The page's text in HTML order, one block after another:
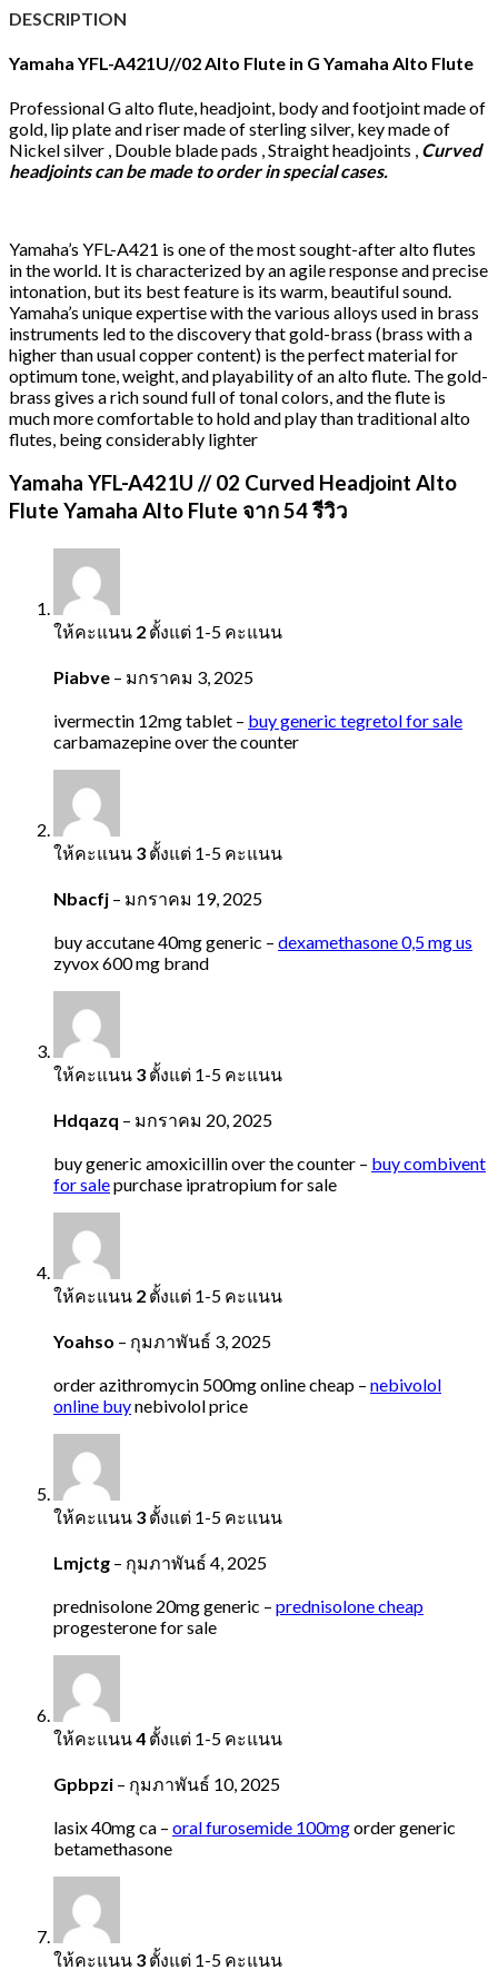
DESCRIPTION
Yamaha YFL-A421U//02 Alto Flute in G Yamaha Alto Flute
Professional G alto flute, headjoint, body and footjoint made of
gold, lip plate and riser made of sterling silver, key made of
Nickel silver , Double blade pads ,Straightheadjoints , Curved
headjoints can be made to order in special cases.
Yamaha’s YFL-A421 is one of the most sought-after alto flutes
in the world. It is characterized by an agile response and precise
intonation, but its best feature is its warm, beautiful sound.
Yamaha’s unique expertise with the various alloys used in brass
instruments led to the discovery that gold-brass (brass with a
higher than usual copper content) is the perfect material for
optimum tone, weight, and playability of an alto flute. The gold-
brass gives a rich sound full of tonal colors, and the flute is
much more comfortable to hold and play than traditional alto
flutes, being considerably lighter
Yamaha YFL-A421U // 02 Curved Headjoint Alto
Flute Yamaha Alto Flute จาก 54 รีวิว
ให้คะแนน 2 ตั้งแต่ 1-5 คะแนน
Piabve – มกราคม 3, 2025
ivermectin 12mg tablet – buy generic tegretol for sale
carbamazepine over the counter
ให้คะแนน 3 ตั้งแต่ 1-5 คะแนน
Nbacfj – มกราคม 19, 2025
buy accutane 40mg generic – dexamethasone 0,5 mg us
zyvox 600 mg brand
ให้คะแนน 3 ตั้งแต่ 1-5 คะแนน
Hdqazq – มกราคม 20, 2025
buy generic amoxicillin over the counter – buy combivent
for salepurchase ipratropium for sale
ให้คะแนน 2 ตั้งแต่ 1-5 คะแนน
Yoahso – กุมภาพันธ์ 3, 2025
order azithromycin 500mg online cheap – nebivolol
online buynebivolol price
ให้คะแนน 3 ตั้งแต่ 1-5 คะแนน
Lmjctg – กุมภาพันธ์ 4, 2025
prednisolone 20mg generic – prednisolone cheap
progesterone for sale
ให้คะแนน4 ตั้งแต่ 1-5 คะแนน
Gpbpzi – กุมภาพันธ์ 10, 2025
lasix 40mg ca – oral furosemide 100mgorder generic
betamethasone
ให้คะแนน 3 ตั้งแต่ 1-5 คะแนน